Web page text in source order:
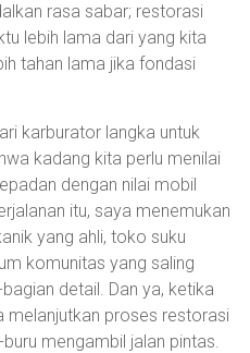
rasa sabar; restorasi
lebih lama dari yang kita
tahan lama jika fondasi
karburator langka untuk
kadang kita perlu menilai
dengan nilai mobil
itu, saya menemukan
yang ahli, toko suku
komunitas yang saling
detail. Dan ya, ketika
melanjutkan proses restorasi
mengambil jalan pintas.